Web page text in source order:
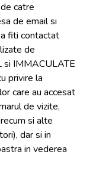
catre
de email si
fiti contactat
de
si IMMACULATE
privire la
care au accesat
de vizite,
si alte
dar si in
in vederea